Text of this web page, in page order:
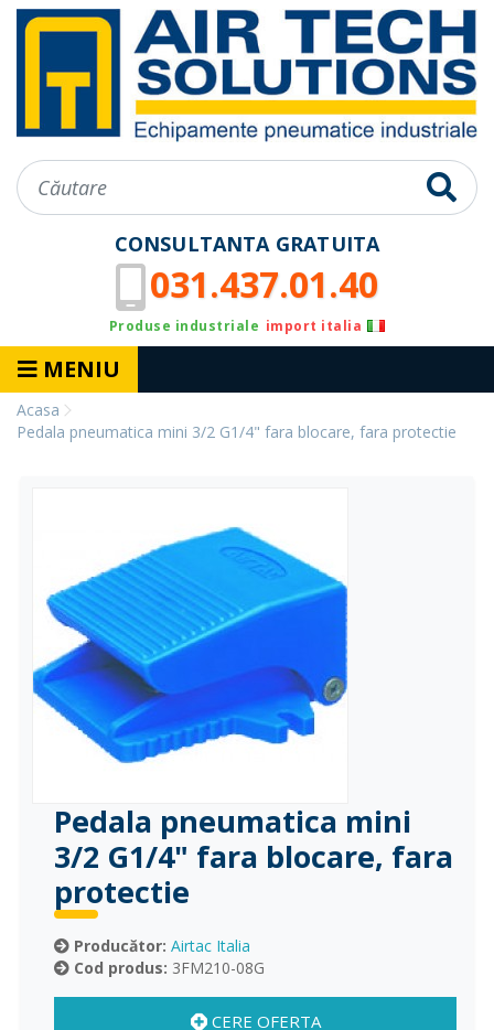
CONSULTANTA GRATUITA
031.437.01.40
Produse industriale import italia
MENIU
Acasa
Pedala pneumatica mini 3/2 G1/4" fara blocare, fara protectie
Pedala pneumatica mini
3/2 G1/4" fara blocare, fara
protectie
Producător: Airtac Italia
Cod produs: 3FM210-08G
CERE OFERTA